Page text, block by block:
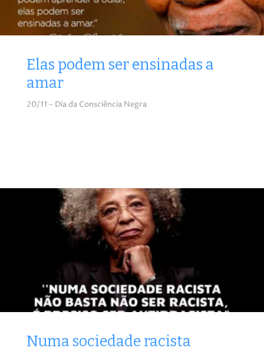
Elas podem ser ensinadas a
amar
20/11 – Dia da Consciência Negra
Numa sociedade racista